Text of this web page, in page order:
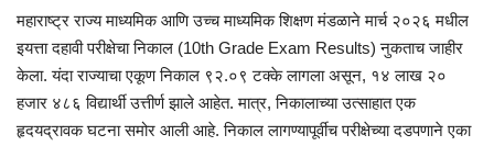
महाराष्ट्र राज्य माध्यमिक आणि उच्च माध्यमिक शिक्षण मंडळाने मार्च २०२६ मधील
इयत्ता दहावी परीक्षेचा निकाल (10th Grade Exam Results) नुकताच जाहीर
केला. यंदा राज्याचा एकूण निकाल ९२.०९ टक्के लागला असून, १४ लाख २०
हजार ४८६ विद्यार्थी उत्तीर्ण झाले आहेत. मात्र, निकालाच्या उत्साहात एक
हृदयद्रावक घटना समोर आली आहे. निकाल लागण्यापूर्वीच परीक्षेच्या दडपणाने एका